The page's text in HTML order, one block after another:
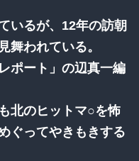
いるが、12年の訪朝
舞われている。
ポート」の辺真一編
北のヒットマ○を怖
ぐってやきもきする